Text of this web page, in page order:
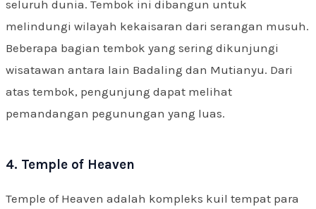
seluruh dunia. Tembok ini dibangun untuk
melindungi wilayah kekaisaran dari serangan musuh.
Beberapa bagian tembok yang sering dikunjungi
wisatawan antara lain Badaling dan Mutianyu. Dari
atas tembok, pengunjung dapat melihat
pemandangan pegunungan yang luas.
4. Temple of Heaven
Temple of Heaven adalah kompleks kuil tempat para